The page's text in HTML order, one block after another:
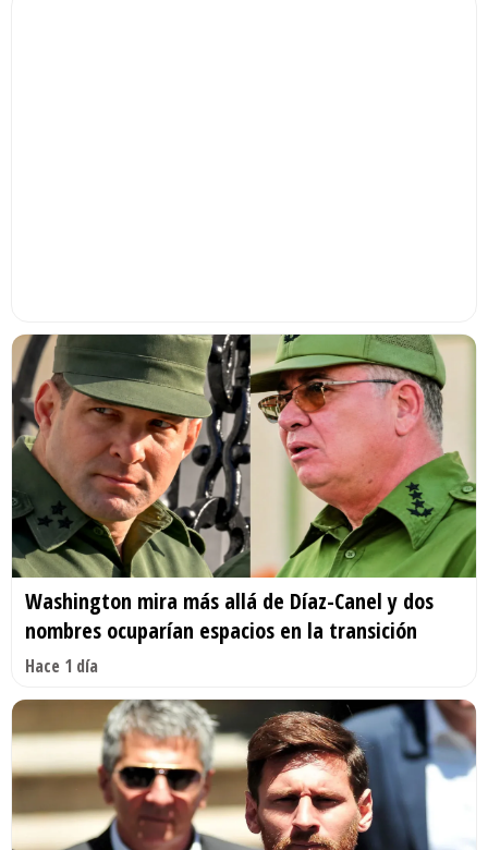
Washington mira más allá de Díaz-Canel y dos
nombres ocuparían espacios en la transición
Hace 1 día